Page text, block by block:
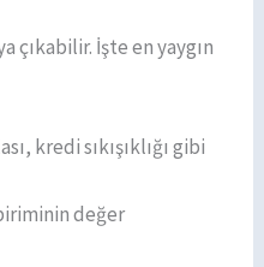
çıkabilir. İşte en yaygın
kredi sıkışıklığı gibi
değer